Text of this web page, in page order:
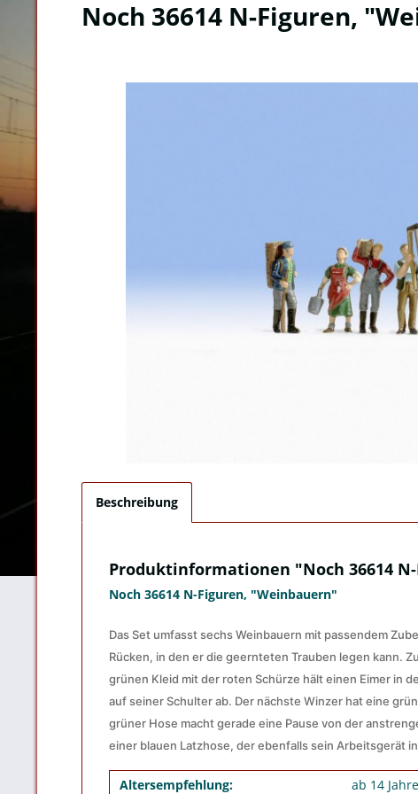
Noch 36614 N-Figuren,
Beschreibung
Produktinformationen "Noch 36614
Noch 36614 N-Figuren, "Weinbauern"
Das Set umfasst sechs Weinbauern mit passendem
Rücken, in den er die geernteten Trauben legen kann.
grünen Kleid mit der roten Schürze hält einen Eimer in
auf seiner Schulter ab. Der nächste Winzer hat eine
grüner Hose macht gerade eine Pause von der
einer blauen Latzhose, der ebenfalls sein Arbeitsgerät
Altersempfehlung:
ab 14